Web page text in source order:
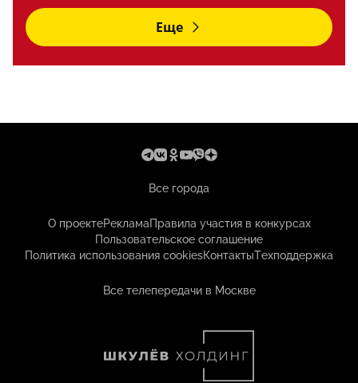
Еще
Все города
О проектеРекламаПравила участия в конкурсах
Пользовательское соглашение
Политика использования cookiesКонтактыТехподдержка
Все телепередачи в Москве